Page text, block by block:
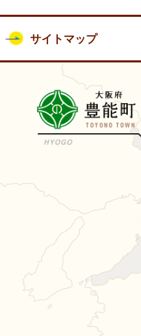
サイトマップ